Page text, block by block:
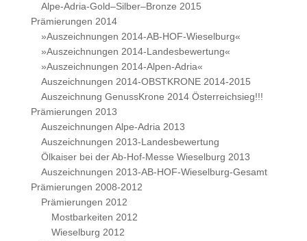
Alpe-Adria-Gold–Silber–Bronze 2015
Prämierungen 2014
»Auszeichnungen 2014-AB-HOF-Wieselburg«
»Auszeichnungen 2014-Landesbewertung«
»Auszeichnungen 2014-Alpen-Adria«
Auszeichnungen 2014-OBSTKRONE 2014-2015
Auszeichnung GenussKrone 2014 Österreichsieg!!!
Prämierungen 2013
Auszeichnungen Alpe-Adria 2013
Auszeichnungen 2013-Landesbewertung
Ölkaiser bei der Ab-Hof-Messe Wieselburg 2013
Auszeichnungen 2013-AB-HOF-Wieselburg-Gesamt
Prämierungen 2008-2012
Prämierungen 2012
Mostbarkeiten 2012
Wieselburg 2012